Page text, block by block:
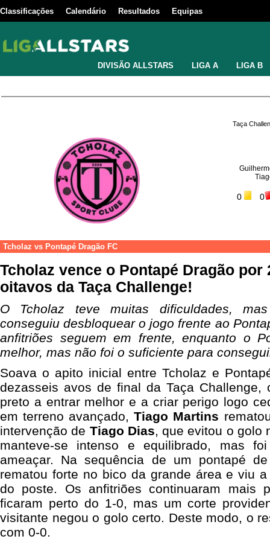
Classificações Calendário Resultados Equipas
DIVISÃO ALLSTARS LIGA A LIGA B
Taça
0 0
Tcholaz vs Pontapé Dragão FC
Tcholaz vence o Pontapé Dragão por
oitavos da Taça Challenge!
O Tcholaz teve muitas dificuldades,
conseguiu desbloquear o jogo frente ao
anfitriões seguem em frente, enquanto o
melhor, mas não foi o suficiente para
Soava o apito inicial entre Tcholaz e
dezasseis avos de final da Taça Challenge,
preto a entrar melhor e a criar perigo logo
em terreno avançado,Tiago Martins
intervenção de Tiago Dias, que evitou o golo
manteve-se intenso e equilibrado, mas
ameaçar. Na sequência de um pontapé
rematou forte no bico da grande área e viu
do poste. Os anfitriões continuaram mais
ficaram perto do 1-0, mas um corte
visitante negou o golo certo. Deste modo, o
com 0-0.